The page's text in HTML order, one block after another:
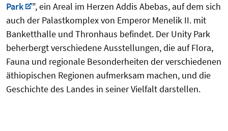
Park
", ein Areal im Herzen Addis Abebas, auf dem sich
auch der Palastkomplex von Emperor Menelik II. mit
Banketthalle und Thronhaus befindet. Der Unity Park
beherbergt verschiedene Ausstellungen, die auf Flora,
Fauna und regionale Besonderheiten der verschiedenen
äthiopischen Regionen aufmerksam machen, und die
Geschichte des Landes in seiner Vielfalt darstellen.